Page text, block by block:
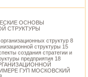
ОСНОВЫ
СТРУКТУРЫ
структур 8
структуры 15
создания стратегии и
предприятия 18
ГУП МОСКОВСКИЙ